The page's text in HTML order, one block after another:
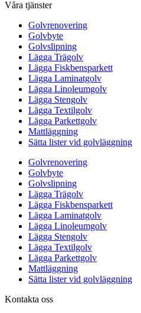
Våra tjänster
Golvrenovering
Golvbyte
Golvslipning
Lägga Trägolv
Lägga Fiskbensparkett
Lägga Laminatgolv
Lägga Linoleumgolv
Lägga Stengolv
Lägga Textilgolv
Lägga Parkettgolv
Mattläggning
Sätta lister vid golvläggning
Golvrenovering
Golvbyte
Golvslipning
Lägga Trägolv
Lägga Fiskbensparkett
Lägga Laminatgolv
Lägga Linoleumgolv
Lägga Stengolv
Lägga Textilgolv
Lägga Parkettgolv
Mattläggning
Sätta lister vid golvläggning
Kontakta oss